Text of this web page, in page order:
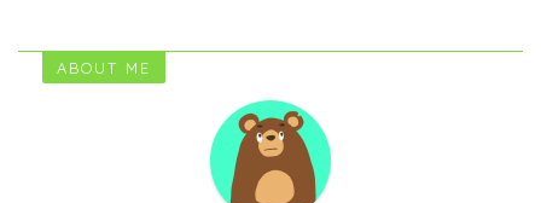
ABOUT ME